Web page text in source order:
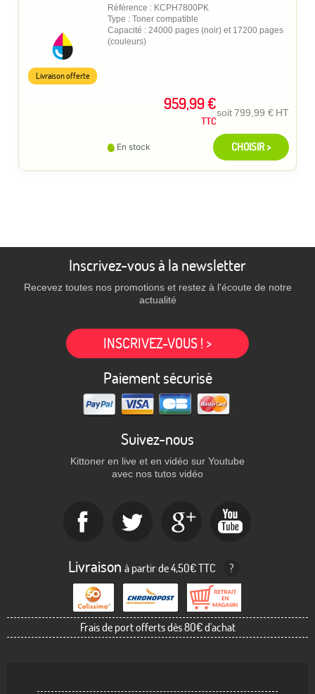
Référence : KCPH7800PK
Type : Toner compatible
Capacité : 24000 pages (noir) et 17200 pages
(couleurs)
959,99 €
TTC
soit799,99 € HT
Livraison offerte
En stock CHOISIR >
Inscrivez-vous à la newsletter
Recevez toutes nos promotions et restez à l'écoute de notre
actualité
INSCRIVEZ-VOUS ! >
Paiement sécurisé
Suivez-nous
Kittoner en live et en vidéo sur Youtube
avec nos tutos vidéo
Livraison à partir de 4,50€ TTC ?
Frais de port offerts dès 80€ d'achat